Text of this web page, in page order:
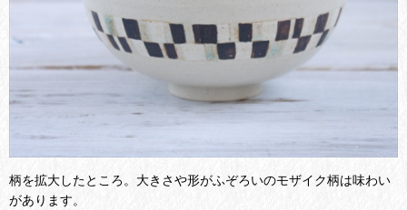
柄を拡大したところ。大きさや形がふぞろいのモザイク柄は味わい
があります。